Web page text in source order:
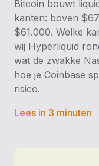
Bitcoin bouwt
kanten: boven
$61.000. Welke
wij Hyperliquid
wat de zwakke
hoe je Coinbase
risico.
Lees in 3 minuten